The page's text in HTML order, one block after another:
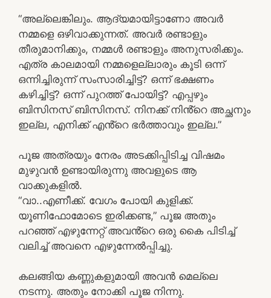
“അല്ലെങ്കിലും. ആദ്യമായിട്ടാണോ അവർ
നമ്മളെ ഒഴിവാക്കുന്നത്. അവർ രണ്ടാളും
തീരുമാനിക്കും, നമ്മൾ രണ്ടാളും അനുസരിക്കും.
എത്ര കാലമായി നമ്മളെല്ലാരും കൂടി ഒന്ന്
ഒന്നിച്ചിരുന്ന് സംസാരിച്ചിട്ട്? ഒന്ന് ഭക്ഷണം
കഴിച്ചിട്ട്? ഒന്ന് പുറത്ത് പോയിട്ട്? എപ്പഴും
ബിസിനസ് ബിസിനസ്. നിനക്ക് നിൻ്റെ അച്ഛനും
ഇല്ല, എനിക്ക് എൻ്റെ ഭർത്താവും ഇല്ല.”
പൂജ അത്രയും നേരം അടക്കിപ്പിടിച്ച വിഷമം
മുഴുവൻ ഉണ്ടായിരുന്നു അവളുടെ ആ
വാക്കുകളിൽ.
“വാ..എണീക്ക്. വേഗം പോയി കുളിക്ക്.
യൂണിഫോമോടെ ഇരിക്കണ്ട,” പൂജ അതും
പറഞ്ഞ് എഴുന്നേറ്റ് അവൻ്റെ ഒരു കൈ പിടിച്ച്
വലിച്ച് അവനെ എഴുന്നേൽപ്പിച്ചു.
കലങ്ങിയ കണ്ണുകളുമായി അവൻ മെല്ലെ
നടന്നു. അതും നോക്കി പൂജ നിന്നു.